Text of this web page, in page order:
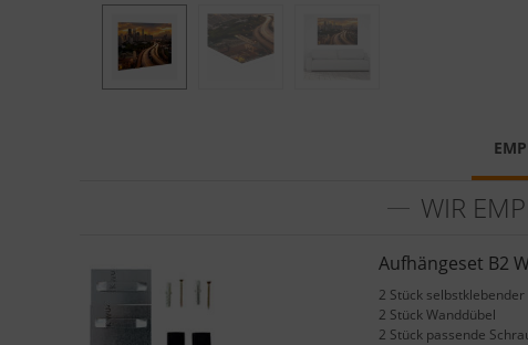
WIR
Aufhängeset B2
2 Stück
2 Stück Wanddübel
2 Stück passende